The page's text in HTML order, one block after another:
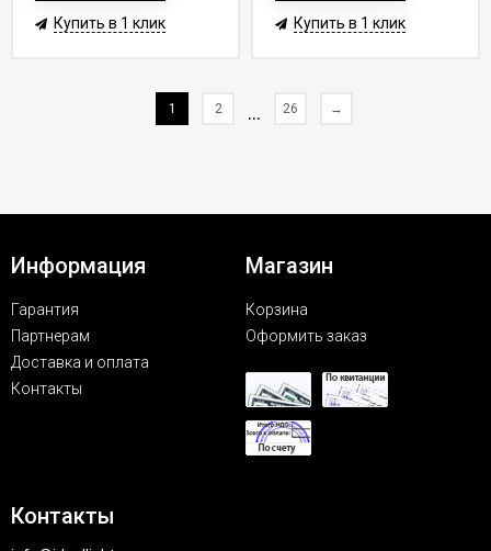
Купить в 1 клик Купить в 1 клик
1 2 ... 26 →
Информация
Гарантия
Партнерам
Доставка и оплата
Контакты
Магазин
Корзина
Оформить заказ
Контакты